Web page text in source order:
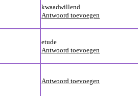
kwaadwillend
Antwoord toevoegen
etude
Antwoord toevoegen
Antwoord toevoegen